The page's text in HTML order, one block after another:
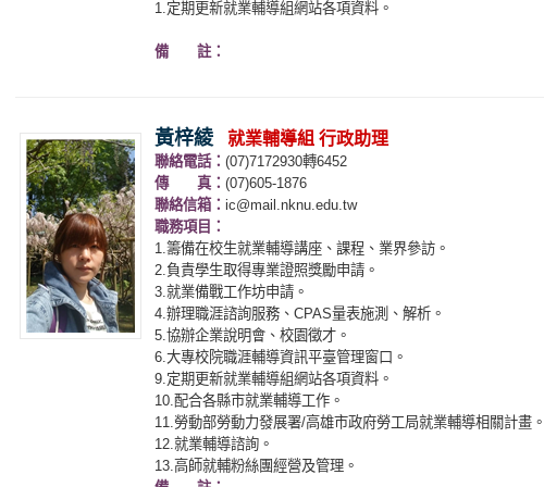
1.定期更新就業輔導組網站各項資料。
備 註：
黃梓綾 就業輔導組 行政助理
聯絡電話： (07)7172930轉6452
傳 真： (07)605-1876
聯絡信箱： ic@mail.nknu.edu.tw
職務項目：
1.籌備在校生就業輔導講座、課程、業界參訪。
2.負責學生取得專業證照獎勵申請。
3.就業備戰工作坊申請。
4.辦理職涯諮詢服務、CPAS量表施測、解析。
5.協辦企業說明會、校園徵才。
6.大專校院職涯輔導資訊平臺管理窗口。
9.定期更新就業輔導組網站各項資料。
10.配合各縣市就業輔導工作。
11.勞動部勞動力發展署/高雄市政府勞工局就業輔導相關計畫
12.就業輔導諮詢。
13.高師就輔粉絲團經營及管理。